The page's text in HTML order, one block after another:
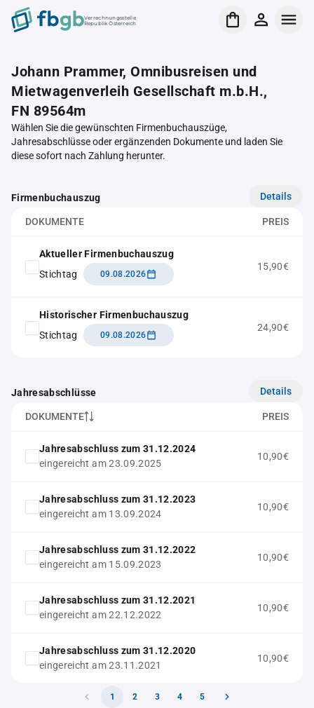
Verrechnungsstelle
Republik Österreich
Johann Prammer, Omnibusreisen und
Mietwagenverleih Gesellschaft m.b.H.,
FN 89564m
Wählen Sie die gewünschten Firmenbuchauszüge,
Jahresabschlüsse oder ergänzenden Dokumente und laden Sie
diese sofort nach Zahlung herunter.
Firmenbuchauszug Details
DOKUMENTE PREIS
Aktueller Firmenbuchauszug
Stichtag
09.08.2026
15,90€
Historischer Firmenbuchauszug
Stichtag
09.08.2026
24,90€
Jahresabschlüsse Details
DOKUMENTE PREIS
Jahresabschluss zum 31.12.2024
eingereicht am 23.09.2025
10,90€
Jahresabschluss zum 31.12.2023
eingereicht am 13.09.2024
10,90€
Jahresabschluss zum 31.12.2022
eingereicht am 15.09.2023
10,90€
Jahresabschluss zum 31.12.2021
eingereicht am 22.12.2022
10,90€
Jahresabschluss zum 31.12.2020
eingereicht am 23.11.2021
10,90€
1 2 3 4 5